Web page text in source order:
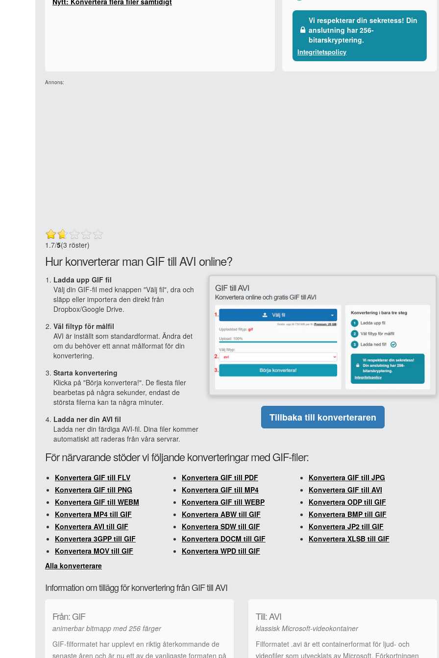
Vi respekterar din sekretess! Din
anslutning har 256-
bitarskryptering.
Integritetspolicy
Annons:
1.7/5(3 röster)
Hur konverterar man GIF till AVI online?
Ladda upp GIF fil
Välj din GIF-fil med knappen "Välj fil", dra och
släpp eller importera den direkt från
Dropbox/Google Drive.
Väl filtyp för målfil
AVI är inställt som standardformat. Ändra det
om du behöver ett annat målformat för din
konvertering.
Starta konvertering
Klicka på "Börja konvertera!". De flesta filer
bearbetas på några sekunder, endast de
största filerna kan ta några minuter.
Ladda ner din AVI fil
Ladda ner din färdiga AVI-fil. Dina filer kommer
automatiskt att raderas från våra servrar.
Tillbaka till konverteraren
För närvarande stöder vi följande konverteringar med GIF-filer:
Konvertera GIF till FLV Konvertera GIF till PDF
Konvertera GIF till JPG
Konvertera GIF till PNG
Konvertera GIF till MP4
Konvertera GIF till AVI
Konvertera GIF till WEBM
Konvertera GIF till WEBP
Konvertera ODP till GIF
Konvertera MP4 till GIF
Konvertera ABW till GIF
Konvertera BMP till GIF
Konvertera AVI till GIF
Konvertera SDW till GIF
Konvertera JP2 till GIF
Konvertera 3GPP till GIF
Konvertera DOCM till GIF
Konvertera XLSB till GIF
Konvertera MOV till GIF
Konvertera WPD till GIF
Alla konverterare
Information om tillägg för konvertering från GIF till AVI
Från: GIF
animerbar bitmapp med 256 färger
GIF-filformatet har upplevt en riktig återkommande de
senaste åren och är nu ett av de vanligaste formaten på
Till: AVI
klassisk Microsoft-videokontainer
Filformatet .avi är ett containerformat för ljud- och
videofiler som utvecklats av Microsoft. Förkortningen